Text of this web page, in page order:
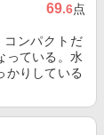
69.6点
ンパクトだ
っている。水
かりしている